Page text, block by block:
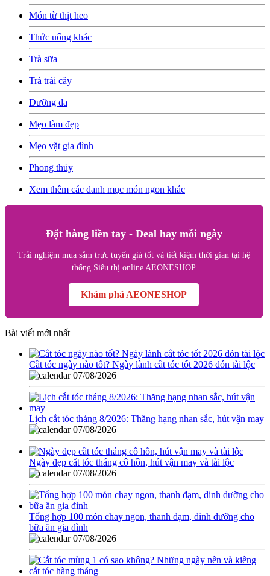
Món từ thịt heo
Thức uống khác
Trà sữa
Trà trái cây
Dưỡng da
Mẹo làm đẹp
Mẹo vặt gia đình
Phong thủy
Xem thêm các danh mục món ngon khác
Đặt hàng liền tay - Deal hay mỗi ngày
Trải nghiệm mua sắm trực tuyến giá tốt và tiết kiệm thời gian tại hệ
thống Siêu thị online AEONESHOP
Khám phá AEONESHOP
Bài viết mới nhất
Cắt tóc ngày nào tốt? Ngày lành cắt tóc tốt 2026 đón tài lộc
07/08/2026
Lịch cắt tóc tháng 8/2026: Thăng hạng nhan sắc, hút vận may
07/08/2026
Ngày đẹp cắt tóc tháng cô hồn, hút vận may và tài lộc
07/08/2026
Tổng hợp 100 món chay ngon, thanh đạm, dinh dưỡng cho
bữa ăn gia đình
07/08/2026